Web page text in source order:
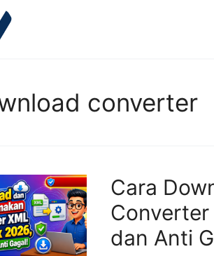
converter
Cara
dan Anti